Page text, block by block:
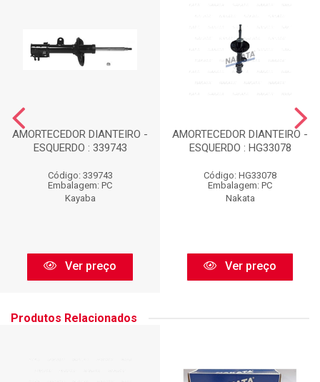
AMORTECEDOR DIANTEIRO -
ESQUERDO : 339743
Código: 339743
Embalagem: PC
Kayaba
Ver preço
AMORTECEDOR DIANTEIRO -
ESQUERDO : HG33078
Código: HG33078
Embalagem: PC
Nakata
Ver preço
Produtos Relacionados